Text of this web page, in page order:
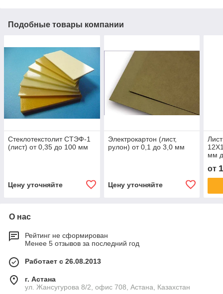
Подобные товары компании
Стеклотекстолит СТЭФ-1
(лист) от 0,35 до 100 мм
Цену уточняйте
Электрокартон (лист,
рулон) от 0,1 до 3,0 мм
Цену уточняйте
мм
от
О нас
Рейтинг не сформирован
Менее 5 отзывов за последний год
Работает с 26.08.2013
г. Астана
ул. Жансугурова 8/2, офис 708, Астана, Казахстан